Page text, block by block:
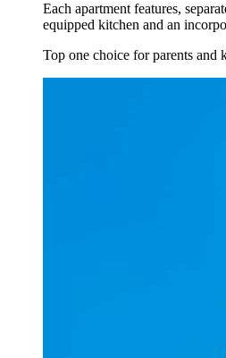
Each apartment features,
equipped kitchen and an
Top one choice for parents and